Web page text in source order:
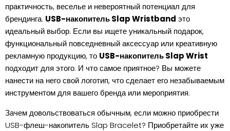
практичность, веселье и невероятный потенциал для
брендинга. USB-накопитель Slap Wristband это
идеальный выбор. Если вы ищете уникальный подарок,
функциональный повседневный аксессуар или креативную
рекламную продукцию, то USB-накопитель Slap Wrist
подходит для этого. И что самое приятное? Вы можете
нанести на него свой логотип, что сделает его незабываемым
инструментом для вашего бренда или мероприятия.
Зачем довольствоваться обычным, если можно приобрести
USB-флеш-накопитель Slap Bracelet? Приобретайте их уже